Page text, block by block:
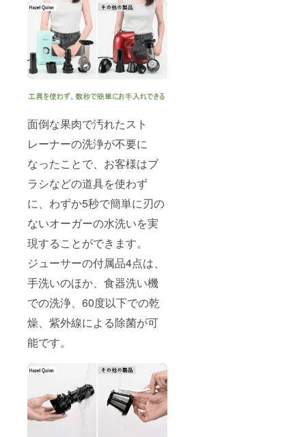
面倒な果肉で汚れたスト
レーナーの洗浄が不要に
なったことで、お客様はブ
ラシなどの道具を使わず
に、わずか5秒で簡単に刃の
ないオーガーの水洗いを実
現することができます。
ジューサーの付属品4点は、
手洗いのほか、食器洗い機
での洗浄、60度以下での乾
燥、紫外線による除菌が可
能です。